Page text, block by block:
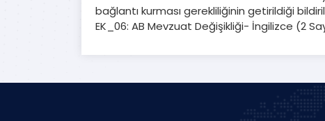
bağlantı kurması gerekliliğinin getirildiği
EK_06: AB Mevzuat Değişikliği- İngilizce (2